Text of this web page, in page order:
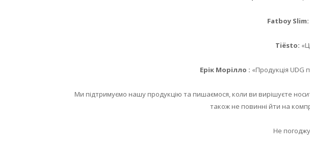
Fatboy Slim:
Tiësto:
Ерік Морілло : «Продукція UDG
Ми підтримуємо нашу продукцію та пишаємося, коли ви вирішуєте
також не повинні йти на
Не